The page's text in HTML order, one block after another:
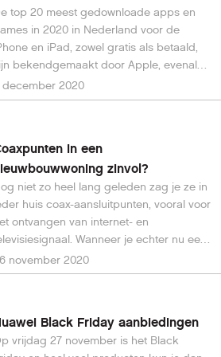
top 20 meest gedownloade apps en
in 2020 in Nederland voor de
en iPad, zowel gratis als betaald,
bekendgemaakt door Apple, evenals
15 beste apps en games van de App
2020 volgens Apple.
december 2020
in een
zinvol?
niet zo heel lang geleden zag je ze in
huis coax-aansluitpunten, vooral voor
ontvangen van internet- en
Wanneer je echter nu een
koopt, ontbreken
vaak. Natuurlijk kun je deze
november 2020
Black Friday aanbiedingen
vrijdag 27 november is het Black